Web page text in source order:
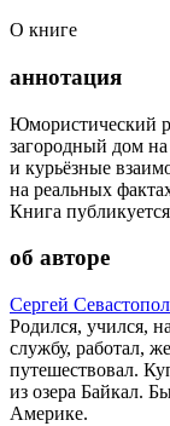
О книге
аннотация
Юмористический
загородный дом
и курьёзные
на реальных
Книга
об авторе
Сергей
Родился, учился,
службу, работал,
путешествовал.
из озера Байкал.
Америке.